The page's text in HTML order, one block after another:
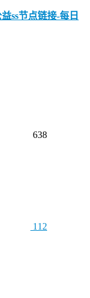
ss节点链接-每日
638
112